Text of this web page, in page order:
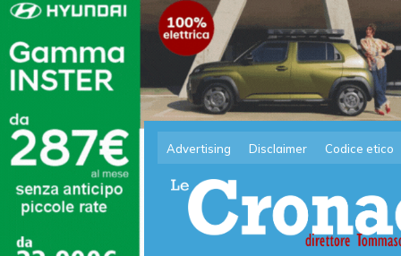
Advertising Disclaimer Codice etico